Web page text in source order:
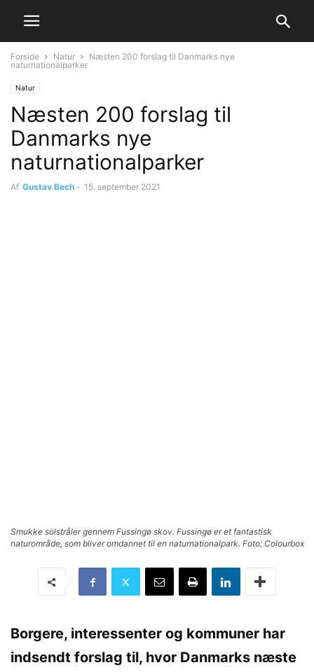
Forside Natur
Næsten 200 forslag til Danmarks nye
naturnationalparker
Natur
Næsten 200 forslag til
Danmarks nye
naturnationalparker
Af Gustav Bech - 15. september 2021
Smukke solstråler gennem Fussingø skov. Fussingø er et fantastisk
naturområde, som bliver omdannet til en naturnationalpark. Foto: Colourbox
Borgere, interessenter og kommuner har
indsendt forslag til, hvor Danmarks næste